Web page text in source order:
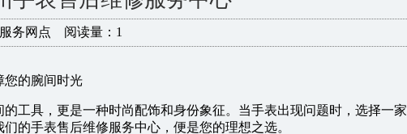
服务网点 阅读量：1
您的腕间时光
工具，更是一种时尚配饰和身份象征。当手表出现问题时，选择一家
的手表售后维修服务中心，便是您的理想之选。